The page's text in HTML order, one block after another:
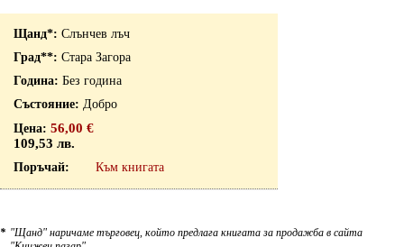
Слънчев лъч
Стара Загора
Без година
Добро
56,00 €
109,53 лв.
Към книгата
* "Щанд" наричаме търговец, който предлага книгата за продажба в сайта